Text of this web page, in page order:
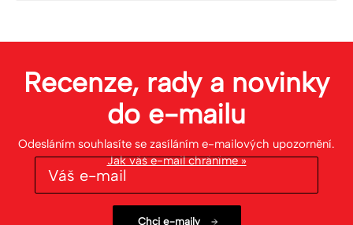
Recenze, rady a novinky
do e-mailu
Odesláním souhlasíte se zasíláním e-mailových upozornění.
Jak váš e-mail chráníme »